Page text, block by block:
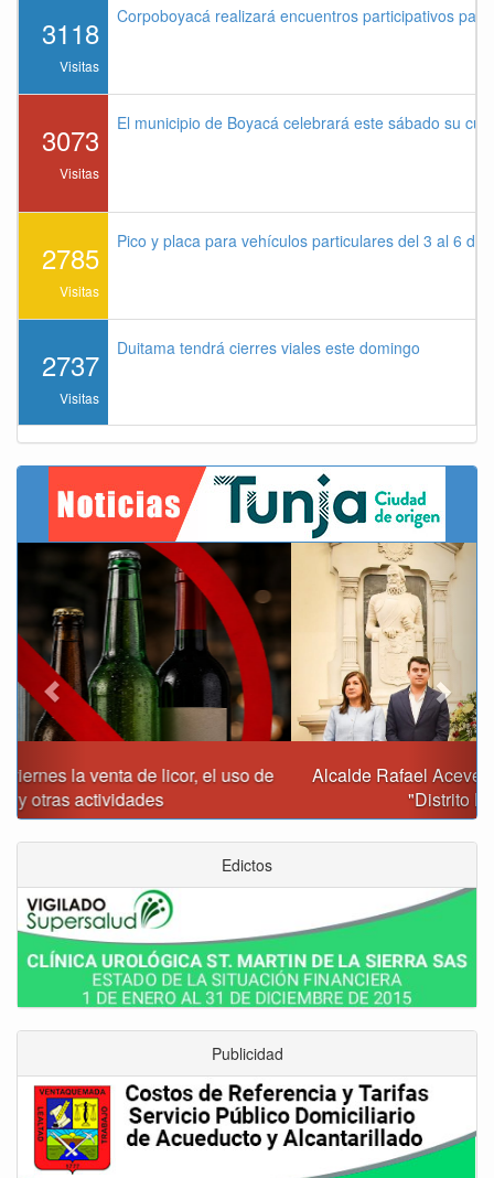
3118
Visitas
Corpoboyacá realizará encuentros participativos
3073
Visitas
El municipio de Boyacá celebrará este sábado su
2785
Visitas
Pico y placa para vehículos particulares del 3 al 6 de
2737
Visitas
Duitama tendrá cierres viales este domingo
Alcalde Rafael Acevedo propone convertir a Tunja en
"Distrito Histórico y Turístico"
Previous Next
Edictos
Publicidad